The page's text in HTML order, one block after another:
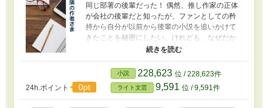
同じ部署の後輩だった！ 偶然、推し作家の正体
が会社の後輩だと知ったが、ファンとしての矜
持から自分が以前から後輩の小説を追いかけて
きたことを秘密にしたい。けれども、なぜだか
後輩にはどんどん懐かれて？ こっそり読みたい
先輩とがっつり読まれたい後輩。切っても切れ
ないふたりの熱意が重なって『物語』は加速す
る。 サラリーマンが夢見て何が悪い。推し作家
を影から応援したい完璧美形サラリーマン×ひょ
んなことから先輩に懐いたわんこ系後輩。そん
24h.ポイント 0pt
小説 228,623 位 / 228,623件
ライト文芸 9,591 位 / 9,591件